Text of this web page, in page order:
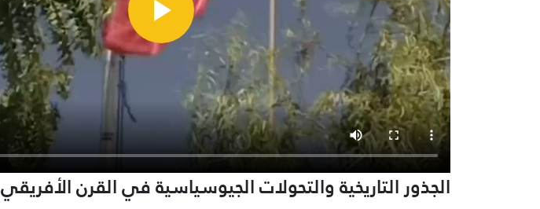
الجذور التاريخية والتحولات الجيوسياسية في القرن الأفريقي